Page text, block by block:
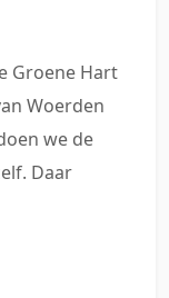
Groene Hart
Woerden
we de
Daar